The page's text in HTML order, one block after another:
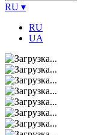
RU ▾
RU
UA